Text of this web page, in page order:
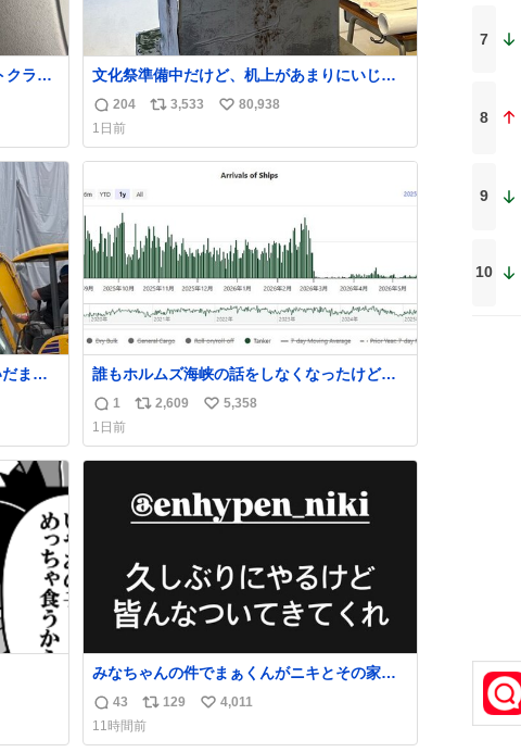
クラス
文化祭準備中だけど、机上があまりにいじめ
っぽすぎる
返
信
数
204
リ
ス
3,533
い
ね
数
80,938
1日前
まま
「勝
な
誰もホルムズ海峡の話をしなくなったけどタ
ンカーの往来は消滅したままですねと
返
信
数
1
リ
ス
数
2,609
い
ね
5,358
1日前
みなちゃんの件でまぁくんがニキとその家族
を脅してるけど絶対間違えてる。 悪いのは誹
謗中傷した人達でしょ。こんなのみなちゃん
望んでないし曲がった正義すぎる
返
信
43
リ
ポ
129
い
4,011
11時間前
7
8
9
10